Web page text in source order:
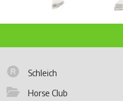
Schleich
Horse Club